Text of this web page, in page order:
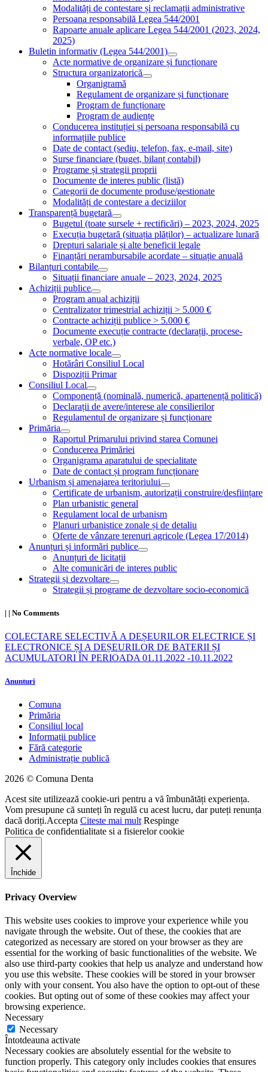
Modalități de contestare și reclamații administrative
Persoana responsabilă Legea 544/2001
Rapoarte anuale aplicare Legea 544/2001 (2023, 2024,
2025)
Buletin informativ (Legea 544/2001)
Acte normative de organizare și funcționare
Structura organizatorică
Organigramă
Regulament de organizare și funcționare
Program de funcționare
Program de audiențe
Conducerea instituției și persoana responsabilă cu
informațiile publice
Date de contact (sediu, telefon, fax, e-mail, site)
Surse financiare (buget, bilanț contabil)
Programe și strategii proprii
Documente de interes public (listă)
Categorii de documente produse/gestionate
Modalități de contestare a deciziilor
Transparență bugetară
Bugetul (toate sursele + rectificări) – 2023, 2024, 2025
Execuția bugetară (situația plăților) – actualizare lunară
Drepturi salariale și alte beneficii legale
Finanțări nerambursabile acordate – situație anuală
Bilanțuri contabile
Situații financiare anuale – 2023, 2024, 2025
Achiziții publice
Program anual achiziții
Centralizator trimestrial achiziții > 5.000 €
Contracte achiziții publice > 5.000 €
Documente execuție contracte (declarații, procese-
verbale, OP etc.)
Acte normative locale
Hotărâri Consiliul Local
Dispoziții Primar
Consiliul Local
Componență (nominală, numerică, apartenență politică)
Declarații de avere/interese ale consilierilor
Regulamentul de organizare și funcționare
Primăria
Raportul Primarului privind starea Comunei
Conducerea Primăriei
Organigrama aparatului de specialitate
Date de contact și program funcționare
Urbanism și amenajarea teritoriului
Certificate de urbanism, autorizații construire/desființare
Plan urbanistic general
Regulament local de urbanism
Planuri urbanistice zonale și de detaliu
Oferte de vânzare terenuri agricole (Legea 17/2014)
Anunțuri și informări publice
Anunțuri de licitații
Alte comunicări de interes public
Strategii și dezvoltare
Strategii și programe de dezvoltare socio-economică
| | No Comments
COLECTARE SELECTIVĂ A DEȘEURILOR ELECTRICE ȘI
ELECTRONICE ȘI A DEȘEURILOR DE BATERII ȘI
ACUMULATORI ÎN PERIOADA 01.11.2022 -10.11.2022
Anunturi
Comuna
Primăria
Consiliul local
Informații publice
Fără categorie
Administrație publică
2026 © Comuna Denta
Acest site utilizează cookie-uri pentru a vă îmbunătăți experiența.
Vom presupune că sunteți în regulă cu acest lucru, dar puteți renunța
dacă doriți.Accepta Citeste mai mult Respinge
Politica de confidentialitate si a fisierelor cookie
Închide
Privacy Overview
This website uses cookies to improve your experience while you
navigate through the website. Out of these, the cookies that are
categorized as necessary are stored on your browser as they are
essential for the working of basic functionalities of the website. We
also use third-party cookies that help us analyze and understand how
you use this website. These cookies will be stored in your browser
only with your consent. You also have the option to opt-out of these
cookies. But opting out of some of these cookies may affect your
browsing experience.
Necessary
Necessary
Întotdeauna activate
Necessary cookies are absolutely essential for the website to
function properly. This category only includes cookies that ensures